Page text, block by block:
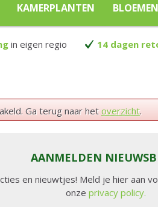
KAMERPLANTEN BLOEMEN
in eigen regio 14 dagen
Ga terug naar het overzicht.
AANMELDEN
en nieuwtjes! Meld je hier aan
onze privacy policy.